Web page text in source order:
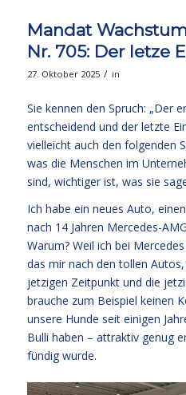
Mandat
Nr. 705: Der letze
27. Oktober 2025 / in
Sie kennen den Spruch: „Der
entscheidend und der letzte
vielleicht auch den folgenden
was die Menschen im
sind, wichtiger ist, was sie
Ich habe ein neues Auto,
nach 14 Jahren Mercedes-
Warum? Weil ich bei
das mir nach den tollen
jetzigen Zeitpunkt und die
brauche zum Beispiel keinen
unsere Hunde seit einigen
Bulli haben – attraktiv genug
fündig wurde.